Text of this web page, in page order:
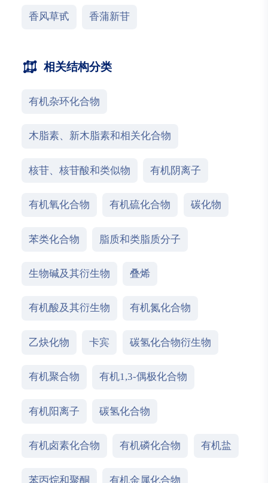
香风草甙 香蒲新苷
相关结构分类
有机杂环化合物
木脂素、新木脂素和相关化合物
核苷、核苷酸和类似物 有机阴离子
有机氧化合物 有机硫化合物 碳化物
苯类化合物 脂质和类脂质分子
生物碱及其衍生物 叠烯
有机酸及其衍生物 有机氮化合物
乙炔化物 卡宾 碳氢化合物衍生物
有机聚合物 有机1,3-偶极化合物
有机阳离子 碳氢化合物
有机卤素化合物 有机磷化合物 有机盐
苯丙烷和聚酮 有机金属化合物